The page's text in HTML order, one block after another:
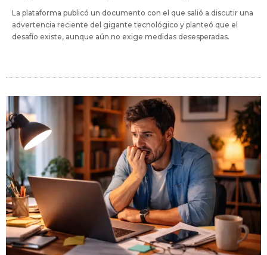
La plataforma publicó un documento con el que salió a discutir una
advertencia reciente del gigante tecnológico y planteó que el
desafío existe, aunque aún no exige medidas desesperadas.